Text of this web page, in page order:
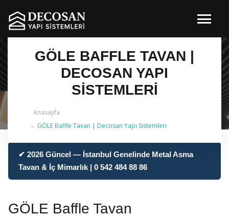
GÖLE BAFFLE TAVAN |
DECOSAN YAPI
SISTEMLERI
Anasayfa
GÖLE Baffle Tavan | Decosan Yapı Sistemleri
✔ 2026 Güncel — İstanbul Genelinde Metal Asma
Tavan & İç Mimarlık | 0 542 484 88 86
GÖLE Baffle Tavan